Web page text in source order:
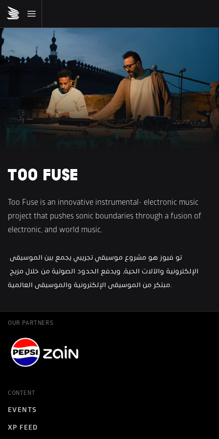
TOO FUSE
Too Fuse is an innovative instrumental- electronic music
project that pushes sonic boundaries through a fusion of
electronic, and world music.
مبتكر من الموسيقى الإلكترونية والموسيقى العالمية.
OUR PARTNERS
CONTENT
EVENTS
XP FEED